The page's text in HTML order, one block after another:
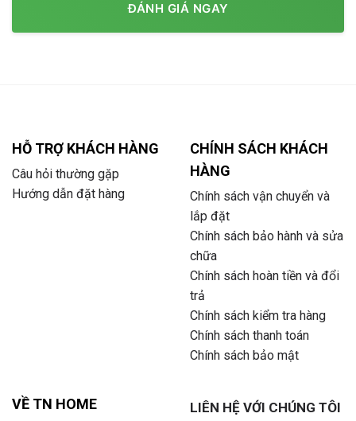
ĐÁNH GIÁ NGAY
HỖ TRỢ KHÁCH HÀNG
Câu hỏi thường gặp
Hướng dẫn đặt hàng
CHÍNH SÁCH KHÁCH
HÀNG
Chính sách vận chuyển và
lắp đặt
Chính sách bảo hành và sửa
chữa
Chính sách hoàn tiền và đổi
trả
Chính sách kiểm tra hàng
Chính sách thanh toán
Chính sách bảo mật
VỀ TN HOME LIÊN HỆ VỚI CHÚNG TÔI